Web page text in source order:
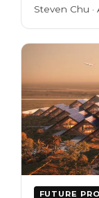
Steven Chu ·
FUTURE